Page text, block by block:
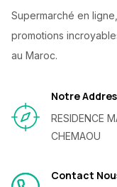
Supermarché en
promotions
au Maroc.
Notre
RESIDENCE
CHEMAOU
Contact